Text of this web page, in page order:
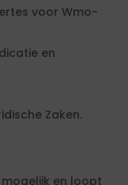
voor Wmo-
en
Zaken.
en loopt